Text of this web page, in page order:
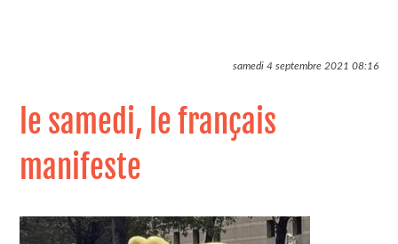
samedi 4 septembre 2021 08:16
le samedi, le français
manifeste